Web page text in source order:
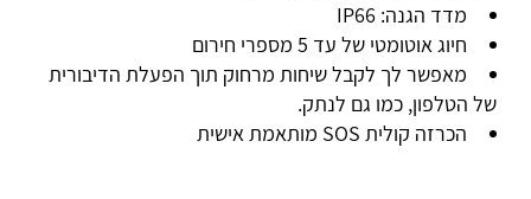
מדד הגנה: IP66
חיוג אוטומטי של עד 5 מספרי חירום
מאפשר לך לקבל שיחות מרחוק תוך הפעלת הדיבורית
של הטלפון, כמו גם לנתק.
הכרזה קולית SOS מותאמת אישית